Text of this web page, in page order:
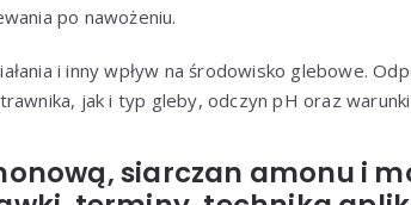
po nawożeniu.
i inny wpływ na środowisko glebowe.
jak i typ gleby, odczyn pH oraz
siarczan amonu i